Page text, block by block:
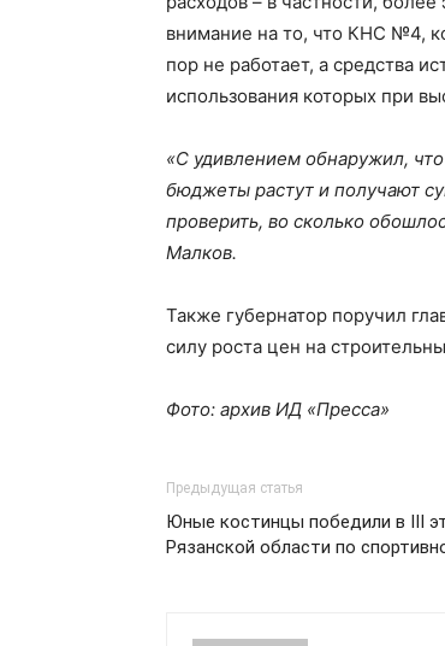
внимание на то, что КНС №4,
пор не работает, а средства
использования которых при
«С удивлением обнаружил,
бюджеты растут и получают
проверить, во сколько
Малков.
Также губернатор поручил
силу роста цен на
Фото: архив ИД «Пресса»
Предыдущая статья
Юные костинцы победили в ️III
Рязанской области по